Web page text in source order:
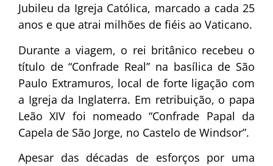
Jubileu da Igreja Católica, marcado a cada 25
anos e que atrai milhões de fiéis ao Vaticano.
Durante a viagem, o rei britânico recebeu o
título de “Confrade Real” na basílica de São
Paulo Extramuros, local de forte ligação com
a Igreja da Inglaterra. Em retribuição, o papa
Leão XIV foi nomeado “Confrade Papal da
Capela de São Jorge, no Castelo de Windsor”.
Apesar das décadas de esforços por uma